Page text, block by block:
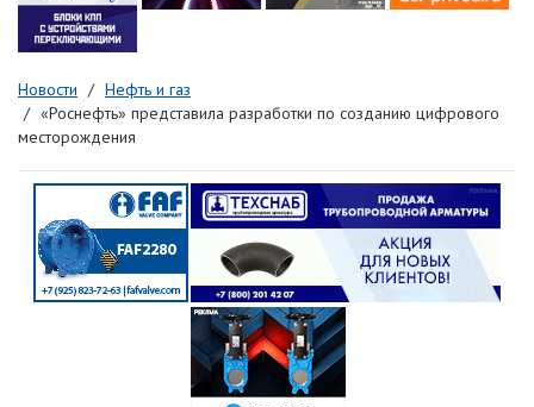
Новости
Нефть и газ
«Роснефть» представила разработки по созданию цифрового
месторождения